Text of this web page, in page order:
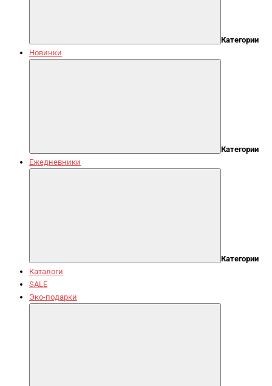
Категории
Новинки
Категории
Ежедневники
Категории
Каталоги
SALE
Эко-подарки